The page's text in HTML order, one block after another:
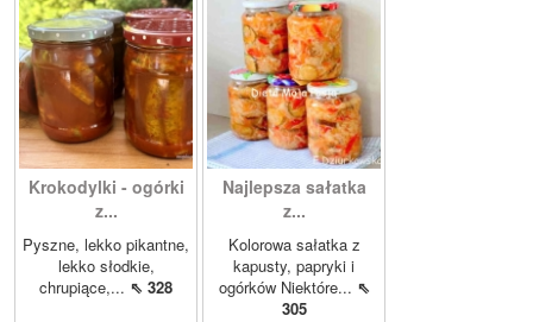
Krokodylki - ogórki
z...
Pyszne, lekko pikantne,
lekko słodkie,
chrupiące,... ⇖ 328
Najlepsza sałatka
z...
Kolorowa sałatka z
kapusty, papryki i
ogórków Niektóre... ⇖
305